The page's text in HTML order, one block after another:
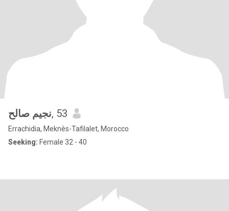
نجيم صالح, 53
Errachidia, Meknès-Tafilalet, Morocco
Seeking: Female 32 - 40